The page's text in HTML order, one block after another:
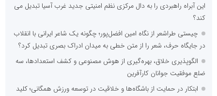
این آبراه راهبردی را به دال مرکزی نظم امنیتی جدید غرب آسیا تبدیل می
کند؟
چیستی طراشعر از نگاه امین افضل‌پور؛ چگونه یک شاعر ایرانی با انقلاب
در جایگاه حرف، شعر را از متن خطی به میدان ادراک بصری تبدیل کرد؟
الگوپذیری خلاق، بهره‌گیری از هوش مصنوعی و کشف استعدادها، سه
ضلع موفقیت جوانان کارآفرین
ابتکار در حمایت از باشگاه‌ها و خلاقیت در توسعه ورزش همگانی؛ کلید